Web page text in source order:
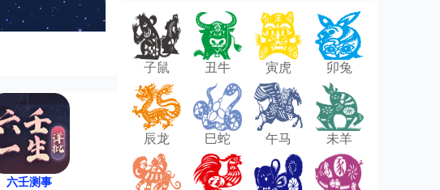
六壬测事
子鼠 丑牛 寅虎 卯兔
辰龙 巳蛇 午马 未羊